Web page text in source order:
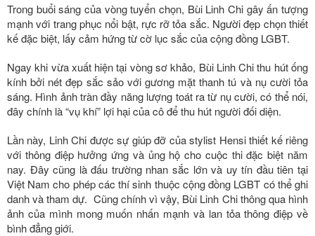
Trong buổi sáng của vòng tuyển chọn, Bùi Linh Chi gây ấn tượng
mạnh với trang phục nổi bật, rực rỡ tỏa sắc. Người đẹp chọn thiết
kế đặc biệt, lấy cảm hứng từ cờ lục sắc của cộng đồng LGBT.
Ngay khi vừa xuất hiện tại vòng sơ khảo, Bùi Linh Chi thu hút ống
kính bởi nét đẹp sắc sảo với gương mặt thanh tú và nụ cười tỏa
sáng. Hình ảnh tràn đầy năng lượng toát ra từ nụ cười, có thể nói,
đây chính là “vụ khí” lợi hại của cô để thu hút người đối diện.
Lần này, Linh Chi được sự giúp đỡ của stylist Hensi thiết kế riêng
với thông điệp hưởng ứng và ủng hộ cho cuộc thi đặc biệt năm
nay. Đây cũng là đấu trường nhan sắc lớn và uy tín đầu tiên tại
Việt Nam cho phép các thí sinh thuộc cộng đồng LGBT có thể ghi
danh và tham dự. Cũng chính vì vậy, Bùi Linh Chi thông qua hình
ảnh của mình mong muốn nhấn mạnh và lan tỏa thông điệp về
bình đẳng giới.